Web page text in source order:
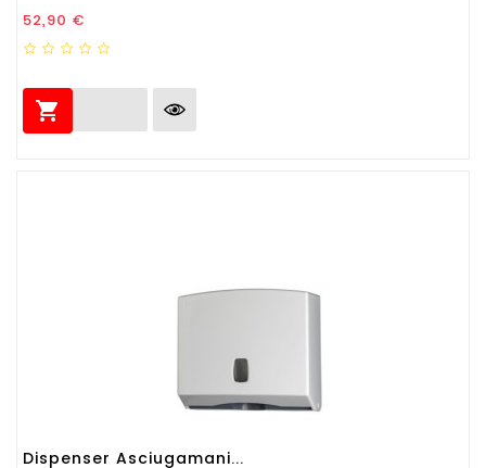
Prezzo
52,90 €

Dispenser Asciugamani...